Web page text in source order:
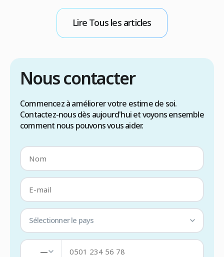
qualité de la zone donneuse est primordiale
une évaluation médicale approfondie est
indispensable les techniques FUE ou […]
Lire Tous les articles
Nous contacter
Commencez à améliorer votre estime de soi.
Contactez-nous dès aujourd'hui et voyons ensemble
comment nous pouvons vous aider.
Sélectionner le pays
—